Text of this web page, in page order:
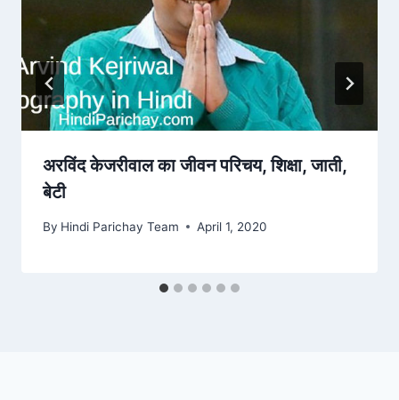
अरविंद केजरीवाल का जीवन परिचय, शिक्षा, जाती,
बेटी
By Hindi Parichay Team April 1, 2020